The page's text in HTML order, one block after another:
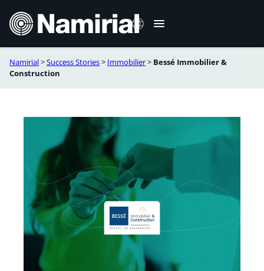
contenu
Italiano
Română
Namirial>Success Stories> Immobilier> Bessé Immobilier &
Construction